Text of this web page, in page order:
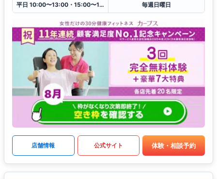
平日 10:00〜13:00・15:00〜19:00
毎週日曜日
店舗情報 公式サイト 体験・相談予約